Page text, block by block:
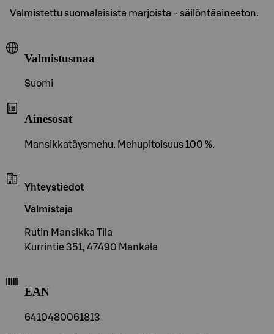
Valmistettu suomalaisista marjoista - säilöntäaineeton.
Valmistusmaa
Suomi
Ainesosat
Mansikkatäysmehu. Mehupitoisuus 100 %.
Yhteystiedot
Valmistaja
Rutin Mansikka Tila
Kurrintie 351, 47490 Mankala
EAN
6410480061813